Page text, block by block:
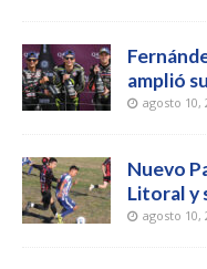
amplió
agosto 10,
Nuevo
Litoral y
agosto 10,